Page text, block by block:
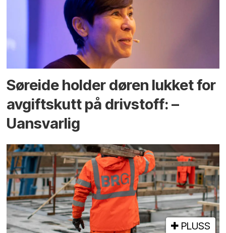
Søreide holder døren lukket for
avgiftskutt på drivstoff: –
Uansvarlig
PLUSS